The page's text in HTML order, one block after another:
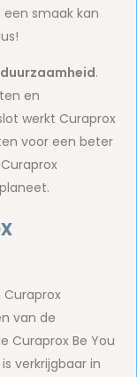
smaak kan
duurzaamheid.
en
werkt Curaprox
voor een beter
Curaprox
van de
Curaprox Be You
verkrijgbaar in